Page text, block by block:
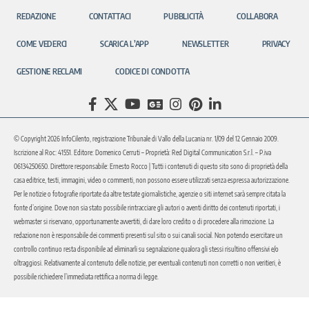
REDAZIONE CONTATTACI PUBBLICITÀ COLLABORA
COME VEDERCI SCARICA L’APP NEWSLETTER PRIVACY
GESTIONE RECLAMI CODICE DI CONDOTTA
© Copyright 2026 InfoCilento, registrazione Tribunale di Vallo della Lucania nr. 1/09 del 12 Gennaio 2009.
Iscrizione al Roc: 41551. Editore: Domenico Cerruti – Proprietà: Red Digital Communication S.r.l. – P.iva
06134250650. Direttore responsabile: Ernesto Rocco | Tutti i contenuti di questo sito sono di proprietà della
casa editrice, testi, immagini, video o commenti, non possono essere utilizzati senza espressa autorizzazione.
Per le notizie o fotografie riportate da altre testate giornalistiche, agenzie o siti internet sarà sempre citata la
fonte d’origine. Dove non sia stato possibile rintracciare gli autori o aventi diritto dei contenuti riportati, i
webmaster si riservano, opportunamente avvertiti, di dare loro credito o di procedere alla rimozione. La
redazione non è responsabile dei commenti presenti sul sito o sui canali social. Non potendo esercitare un
controllo continuo resta disponibile ad eliminarli su segnalazione qualora gli stessi risultino offensivi e/o
oltraggiosi. Relativamente al contenuto delle notizie, per eventuali contenuti non corretti o non veritieri, è
possibile richiedere l’immediata rettifica a norma di legge.